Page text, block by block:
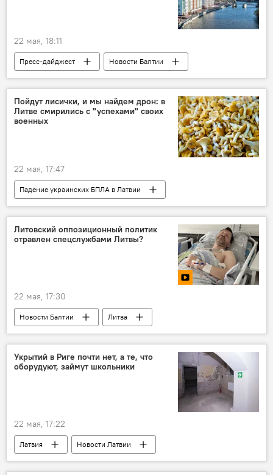
22 мая, 18:11
Пресс-дайджест
Новости Балтии
Калининград
Россия дроны
Пойдут лисички, и мы найдем дрон: в
Литве смирились с "успехами" своих
военных
22 мая, 17:47
Падение украинских БПЛА в Латвии
Новости Балтии
Литва
беспилотник
поиски
безопасность
сбор грибов
угроза
Литовский оппозиционный политик
отравлен спецслужбами Литвы?
22 мая, 17:30
Новости Балтии
Литва
Антанас Кандротас
Беларусь
Алексей Стефанов
здоровье
Укрытий в Риге почти нет, а те, что
оборудуют, займут школьники
22 мая, 17:22
Латвия
Новости Латвии
безопасность
убежище